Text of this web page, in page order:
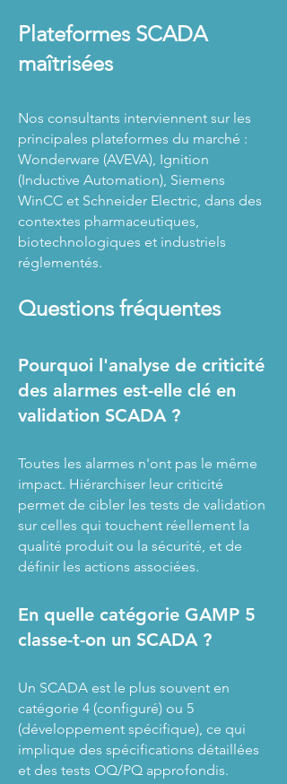
Plateformes SCADA
maîtrisées
Nos consultants interviennent sur les
principales plateformes du marché :
Wonderware (AVEVA), Ignition
(Inductive Automation), Siemens
WinCC et Schneider Electric, dans des
contextes pharmaceutiques,
biotechnologiques et industriels
réglementés.
Questions fréquentes
Pourquoi l'analyse de criticité
des alarmes est-elle clé en
validation SCADA ?
Toutes les alarmes n'ont pas le même
impact. Hiérarchiser leur criticité
permet de cibler les tests de validation
sur celles qui touchent réellement la
qualité produit ou la sécurité, et de
définir les actions associées.
En quelle catégorie GAMP 5
classe-t-on un SCADA ?
Un SCADA est le plus souvent en
catégorie 4 (configuré) ou 5
(développement spécifique), ce qui
implique des spécifications détaillées
et des tests OQ/PQ approfondis.